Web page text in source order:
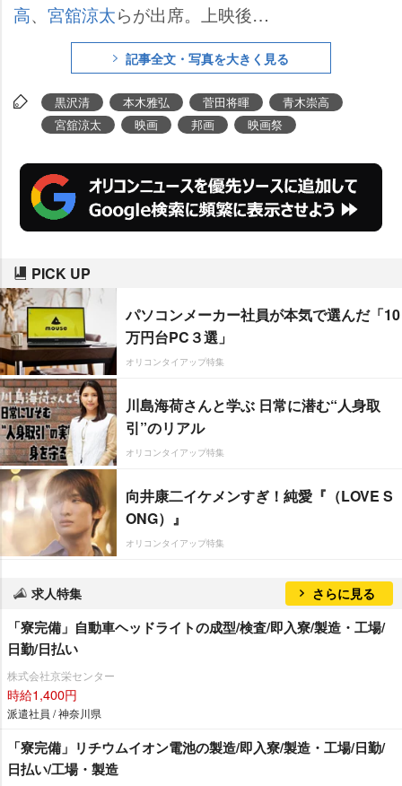
高、 宮舘涼太らが出席。上映後に
は、約1000人の観客によるスタン
ディングオベーションに包まれ
た。
記事全文・写真を大きく見る
黒沢清 本木雅弘 菅田将暉
青木崇高
宮舘涼太
映画 邦画 映画祭
PICK UP
パソコンメーカー社員が本気で選んだ「10
万円台PC３選」
オリコンタイアップ特集
川島海荷さんと学ぶ 日常に潜む“人身取
引”のリアル
オリコンタイアップ特集
向井康二イケメンすぎ！純愛『（LOVE S
ONG）』
オリコンタイアップ特集
求人特集 さらに見る
「寮完備」自動車ヘッドライトの成型/検査/即入寮/製造・工場/
日勤/日払い
株式会社京栄センター
時給1,400円
派遣社員 / 神奈川県
「寮完備」リチウムイオン電池の製造/即入寮/製造・工場/日勤/
日払い/工場・製造